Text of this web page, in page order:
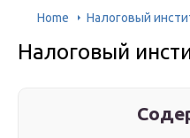
Home Налоговый
Налоговый